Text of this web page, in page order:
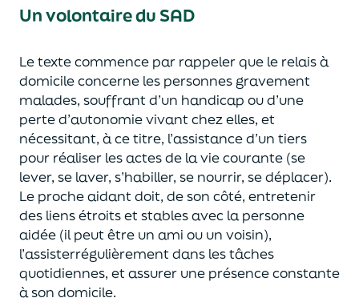
Un volontaire du SAD
Le textecommence par rappeler que le relais à
domicile concerne les personnes gravement
malades, souffrant d’un handicap ou d’une
perte d’autonomievivant chez elles, et
nécessitant, à ce titre, l’assistance d’un tiers
pour réaliser les actes de la vie courante (se
lever, se laver, s’habiller, se nourrir, se déplacer).
Le proche aidantdoit, de son côté, entretenir
des liens étroits et stables avec la personne
aidée (il peut être un ami ou un voisin),
l’assisterrégulièrement dans lestâches
quotidiennes, et assurer une présence constante
à son domicile.